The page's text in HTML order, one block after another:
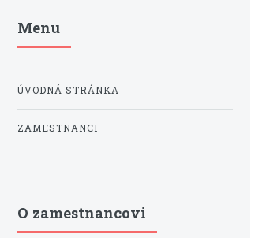
Menu
ÚVODNÁ STRÁNKA
ZAMESTNANCI
O zamestnancovi